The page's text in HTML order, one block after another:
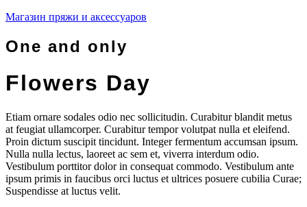
Магазин пряжи и аксессуаров
One and only
Flowers Day
work2
Etiam ornare sodales odio nec sollicitudin. Curabitur blandit metus
at feugiat ullamcorper. Curabitur tempor volutpat nulla et eleifend.
Proin dictum suscipit tincidunt. Integer fermentum accumsan ipsum.
Nulla nulla lectus, laoreet ac sem et, viverra interdum odio.
Vestibulum porttitor dolor in consequat commodo. Vestibulum ante
ipsum primis in faucibus orci luctus et ultrices posuere cubilia Curae;
Suspendisse at luctus velit.